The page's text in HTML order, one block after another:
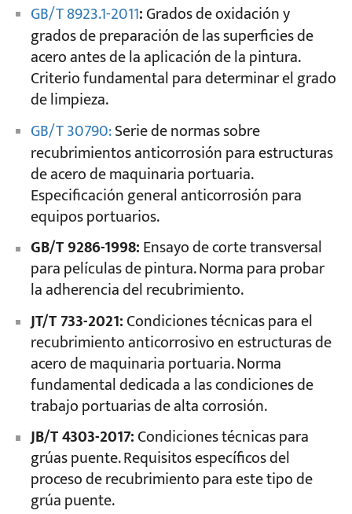
GB/T 8923.1-2011:Grados de oxidación y
grados de preparación de las superficies de
acero antes de la aplicación de la pintura.
Criterio fundamental para determinar el grado
de limpieza.
GB/T 30790:Serie de normas sobre
recubrimientos anticorrosión para estructuras
de acero de maquinaria portuaria.
Especificación general anticorrosión para
equipos portuarios.
GB/T 9286-1998:Ensayo de corte transversal
para películas de pintura. Norma para probar
la adherencia del recubrimiento.
JT/T 733-2021:Condiciones técnicas para el
recubrimiento anticorrosivo en estructuras de
acero de maquinaria portuaria. Norma
fundamental dedicada a las condiciones de
trabajo portuarias de alta corrosión.
JB/T 4303-2017:Condiciones técnicas para
grúas puente. Requisitos específicos del
proceso de recubrimiento para este tipo de
grúa puente.